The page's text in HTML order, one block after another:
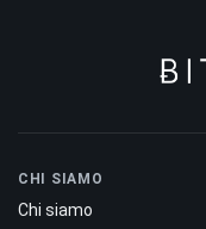
CHI SIAMO
Chi siamo